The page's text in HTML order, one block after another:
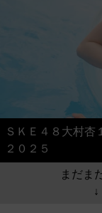
ＳＫＥ４８大村杏
２０２５
まだま